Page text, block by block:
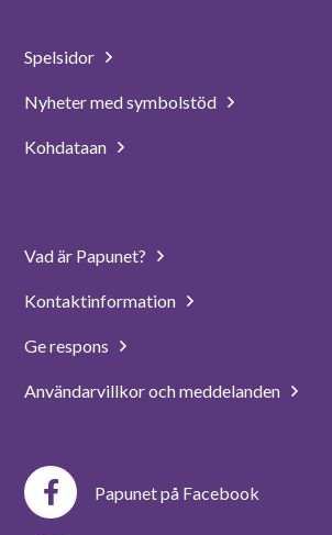
Spelsidor
Nyheter med symbolstöd
Kohdataan
Vad är Papunet?
Kontaktinformation
Ge respons
Användarvillkor och meddelanden
Papunet på Facebook